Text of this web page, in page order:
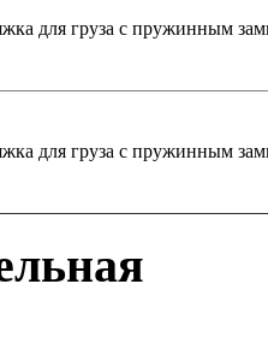
для груза с пружинным
для груза с пружинным